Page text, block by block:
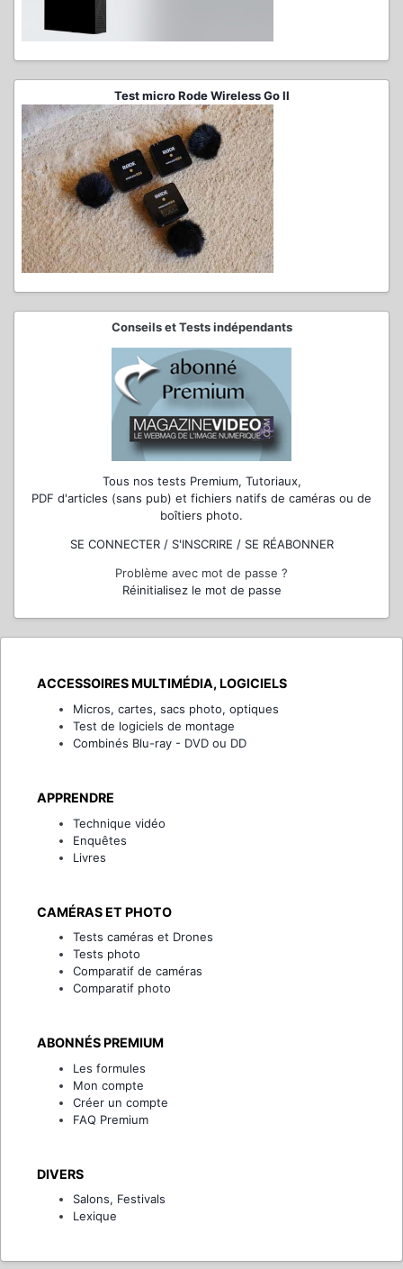
Test micro Rode Wireless Go II
Conseils et Tests indépendants
Tous nos tests Premium, Tutoriaux,
PDF d'articles (sans pub) et fichiers natifs de caméras ou de
boîtiers photo.
SE CONNECTER / S'INSCRIRE / SE RÉABONNER
Problème avec mot de passe ?
Réinitialisez le mot de passe
ACCESSOIRES MULTIMÉDIA, LOGICIELS
Micros, cartes, sacs photo, optiques
Test de logiciels de montage
Combinés Blu-ray - DVD ou DD
APPRENDRE
Technique vidéo
Enquêtes
Livres
CAMÉRAS ET PHOTO
Tests caméras et Drones
Tests photo
Comparatif de caméras
Comparatif photo
ABONNÉS PREMIUM
Les formules
Mon compte
Créer un compte
FAQ Premium
DIVERS
Salons, Festivals
Lexique